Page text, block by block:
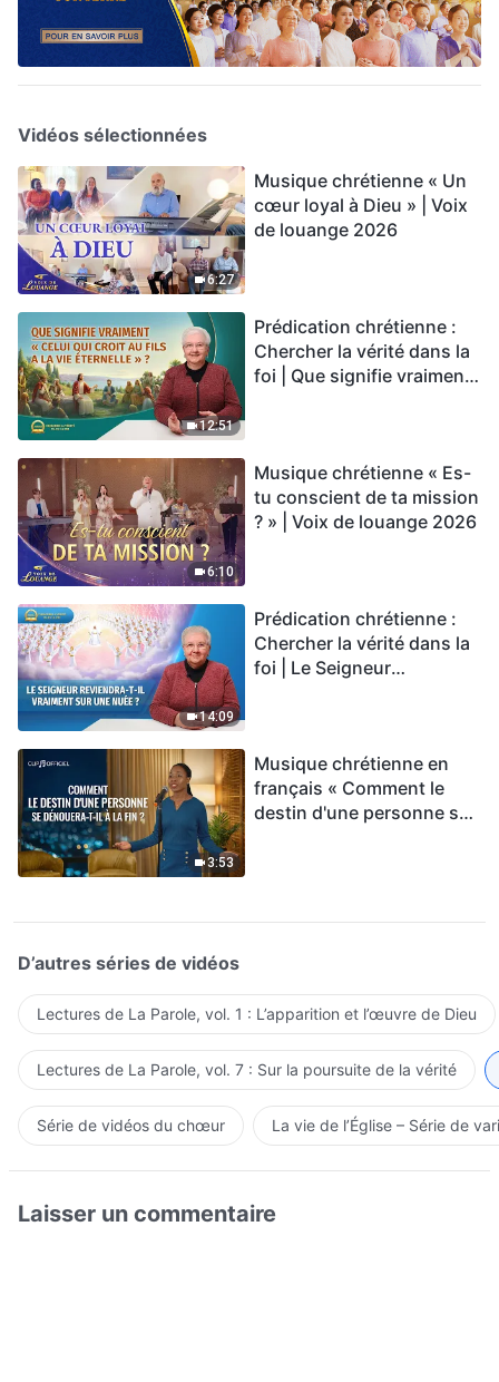
Vidéos sélectionnées
6:27
Musique chrétienne « Un
cœur loyal à Dieu » | Voix
de louange 2026
12:51
Prédication chrétienne :
Chercher la vérité dans la
foi | Que signifie vraiment
6:10
Musique chrétienne « Es-
tu conscient de ta mission
? » | Voix de louange 2026
14:09
Prédication chrétienne :
Chercher la vérité dans la
foi | Le Seigneur
3:53
Musique chrétienne en
français « Comment le
destin d'une personne se
D’autres séries de vidéos
Lectures de La Parole, vol. 1 : L’apparition et l’œuvre de Dieu
Lectures de La Parole, vol. 7 : Sur la poursuite de la vérité
Série de vidéos du chœur La vie de l’Église – Série de
Laisser un commentaire